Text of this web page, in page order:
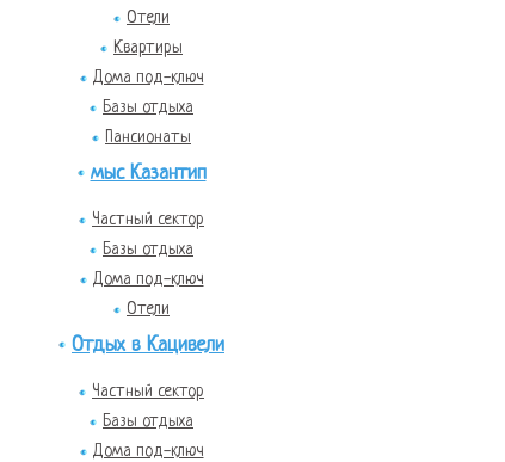
Отели
Квартиры
Дома под-ключ
Базы отдыха
Пансионаты
мыс Казантип
Частный сектор
Базы отдыха
Дома под-ключ
Отели
Отдых в Кацивели
Частный сектор
Базы отдыха
Дома под-ключ